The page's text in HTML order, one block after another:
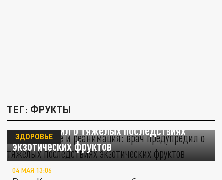
ТЕГ: ФРУКТЫ
"Отёк Квинке и реанимация": врач
предупредил о тяжёлых последствиях
экзотических фруктов
ЗДОРОВЬЕ
04 МАЯ 13:06